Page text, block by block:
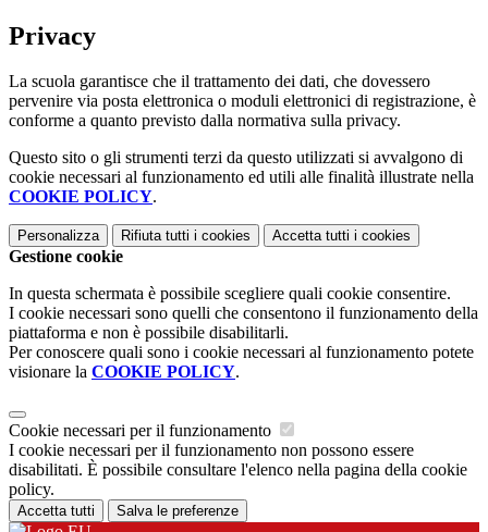
Privacy
La scuola garantisce che il trattamento dei dati, che dovessero
pervenire via posta elettronica o moduli elettronici di registrazione, è
conforme a quanto previsto dalla normativa sulla privacy.
Questo sito o gli strumenti terzi da questo utilizzati si avvalgono di
cookie necessari al funzionamento ed utili alle finalità illustrate nella
COOKIE POLICY.
Personalizza Rifiuta tutti i cookies Accetta tutti i cookies
Gestione cookie
In questa schermata è possibile scegliere quali cookie consentire.
I cookie necessari sono quelli che consentono il funzionamento della
piattaforma e non è possibile disabilitarli.
Per conoscere quali sono i cookie necessari al funzionamento potete
visionare la COOKIE POLICY.
Cookie necessari per il funzionamento
I cookie necessari per il funzionamento non possono essere
disabilitati. È possibile consultare l'elenco nella pagina della cookie
policy.
Accetta tutti Salva le preferenze